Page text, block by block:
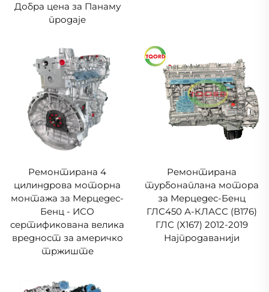
Добра цена за Панаму
продаје
Ремонтирана 4
цилиндрова моторна
монтажа за Мерцедес-
Бенц - ИСО
сертификована велика
вредност за америчко
тржиште
Ремонтирана
турбонаплана мотора
за Мерцедес-Бенц
ГЛС450 А-КЛАСС (В176)
ГЛС (Х167) 2012-2019
Најпродаванији